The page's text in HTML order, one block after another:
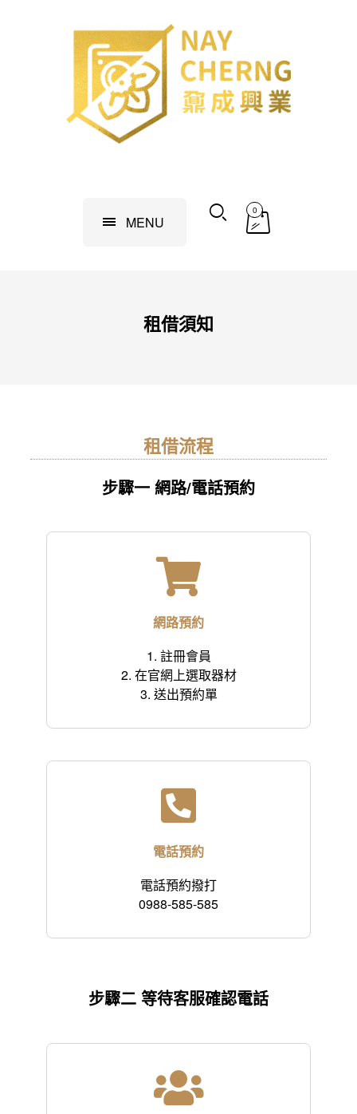
MENU
0
租借須知
租借流程
步驟一 網路/電話預約
網路預約
1. 註冊會員
2. 在官網上選取器材
3. 送出預約單
電話預約
電話預約撥打
0988-585-585
步驟二 等待客服確認電話